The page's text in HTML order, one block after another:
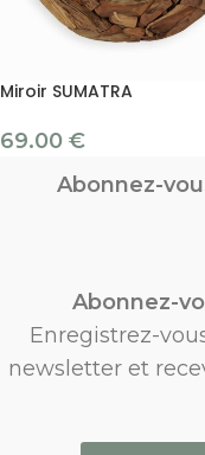
Miroir SUMATRA
69.00 €
Abonnez-
Abonnez-
Enregistrez-
newsletter et